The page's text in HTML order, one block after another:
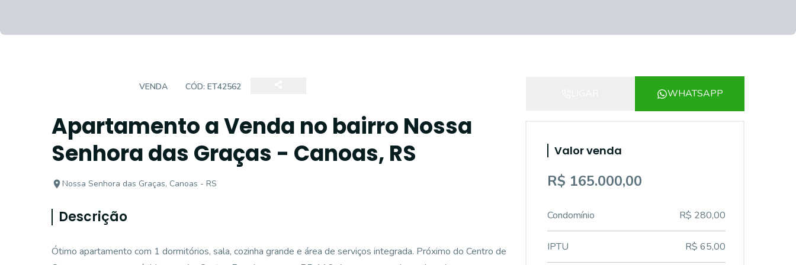
VENDA CÓD: ET42562
Apartamento a Venda no bairro Nossa
Senhora das Graças - Canoas, RS
Nossa Senhora das Graças, Canoas - RS
Descrição
Ótimo apartamento com 1 dormitórios, sala, cozinha grande e área de serviços integrada. Próximo do Centro de
WHATSAPP
Valor venda
R$ 165.000,00
Condomínio R$ 280,00
IPTU R$ 65,00